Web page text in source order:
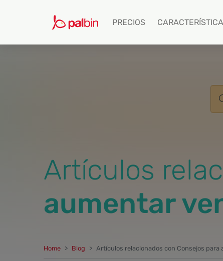
PRECIOS
Artículos
aumentar
Home Blog Artículos relacionados con Consejos para